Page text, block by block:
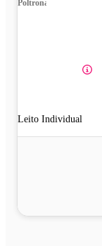
Poltrona
Leito Individual